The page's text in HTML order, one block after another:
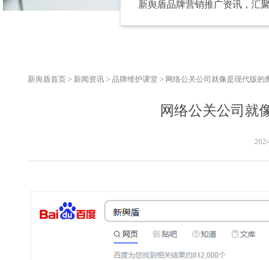
新舆盾品牌营销推广资讯，汇
新舆盾首页 > 新闻资讯 > 品牌维护课堂 > 网络公关公司就像是现代版的
网络公关公司就